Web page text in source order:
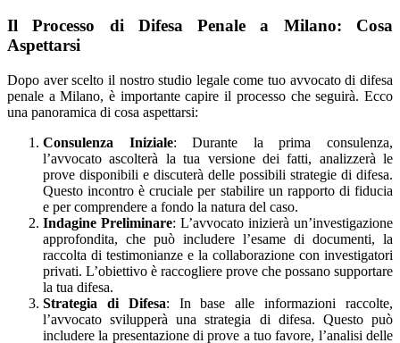
Il Processo di Difesa Penale a Milano: Cosa
Aspettarsi
Dopo aver scelto il nostro studio legale come tuo avvocato di difesa
penale a Milano, è importante capire il processo che seguirà. Ecco
una panoramica di cosa aspettarsi:
Consulenza Iniziale: Durante la prima consulenza,
l’avvocato ascolterà la tua versione dei fatti, analizzerà le
prove disponibili e discuterà delle possibili strategie di difesa.
Questo incontro è cruciale per stabilire un rapporto di fiducia
e per comprendere a fondo la natura del caso.
Indagine Preliminare: L’avvocato inizierà un’investigazione
approfondita, che può includere l’esame di documenti, la
raccolta di testimonianze e la collaborazione con investigatori
privati. L’obiettivo è raccogliere prove che possano supportare
la tua difesa.
Strategia di Difesa: In base alle informazioni raccolte,
l’avvocato svilupperà una strategia di difesa. Questo può
includere la presentazione di prove a tuo favore, l’analisi delle